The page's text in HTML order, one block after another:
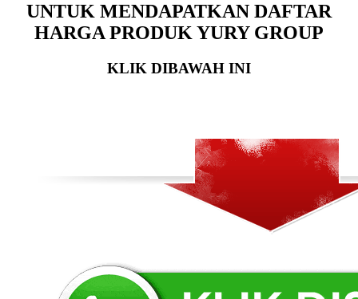
UNTUK MENDAPATKAN DAFTAR
HARGA PRODUK YURY GROUP
KLIK DIBAWAH INI